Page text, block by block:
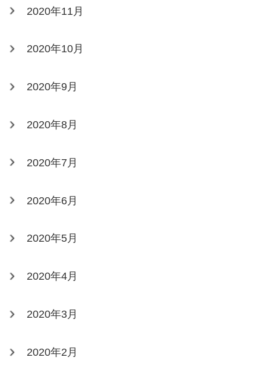
2020年11月
2020年10月
2020年9月
2020年8月
2020年7月
2020年6月
2020年5月
2020年4月
2020年3月
2020年2月